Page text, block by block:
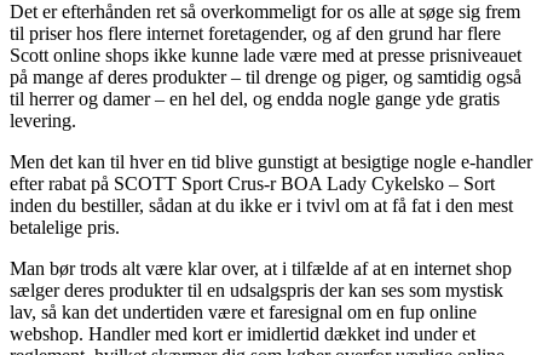
Det er efterhånden ret så overkommeligt for os alle at søge sig frem
til priser hos flere internet foretagender, og af den grund har flere
Scott online shops ikke kunne lade være med at presse prisniveauet
på mange af deres produkter – til drenge og piger, og samtidig også
til herrer og damer – en hel del, og endda nogle gange yde gratis
levering.
Men det kan til hver en tid blive gunstigt at besigtige nogle e-handler
efter rabat på SCOTT Sport Crus-r BOA Lady Cykelsko – Sort
inden du bestiller, sådan at du ikke er i tvivl om at få fat i den mest
betalelige pris.
Man bør trods alt være klar over, at i tilfælde af at en internet shop
sælger deres produkter til en udsalgspris der kan ses som mystisk
lav, så kan det undertiden være et faresignal om en fup online
webshop. Handler med kort er imidlertid dækket ind under et